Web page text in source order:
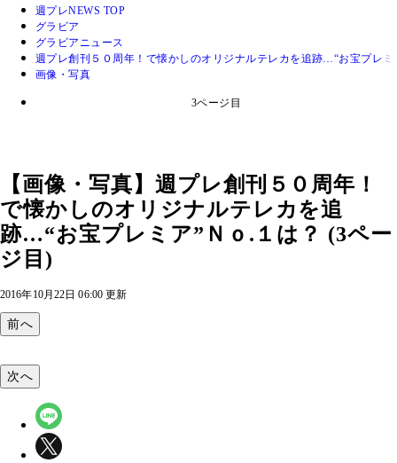
週プレNEWS TOP
グラビア
グラビアニュース
週プレ創刊５０周年！で懐かしのオリジナルテレカを追跡…“お宝プレミ
画像・写真
3ページ目
【画像・写真】週プレ創刊５０周年！
で懐かしのオリジナルテレカを追
跡…“お宝プレミア”Ｎｏ.１は？ (3ペー
ジ目)
2016年10月22日 06:00 更新
前へ
次へ